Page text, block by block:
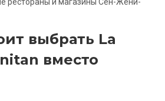
выбрать La
вместо